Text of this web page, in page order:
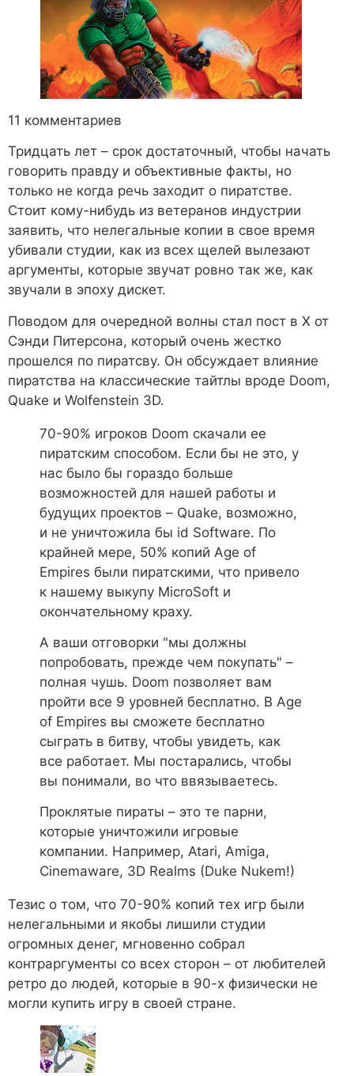
11 комментариев
Тридцать лет – срок достаточный, чтобы начать
говорить правду и объективные факты, но
только не когда речь заходит о пиратстве.
Стоит кому-нибудь из ветеранов индустрии
заявить, что нелегальные копии в свое время
убивали студии, как из всех щелей вылезают
аргументы, которые звучат ровно так же, как
звучали в эпоху дискет.
Поводом для очередной волны стал пост в X от
Сэнди Питерсона, который очень жестко
прошелся по пиратсву. Он обсуждает влияние
пиратства на классические тайтлы вроде Doom,
Quake и Wolfenstein 3D.
70-90% игроков Doom скачали ее
пиратским способом. Если бы не это, у
нас было бы гораздо больше
возможностей для нашей работы и
будущих проектов – Quake, возможно,
и не уничтожила бы id Software. По
крайней мере, 50% копий Age of
Empires были пиратскими, что привело
к нашему выкупу MicroSoft и
окончательному краху.
А ваши отговорки "мы должны
попробовать, прежде чем покупать" –
полная чушь. Doom позволяет вам
пройти все 9 уровней бесплатно. В Age
of Empires вы сможете бесплатно
сыграть в битву, чтобы увидеть, как
все работает. Мы постарались, чтобы
вы понимали, во что ввязываетесь.
Проклятые пираты – это те парни,
которые уничтожили игровые
компании. Например, Atari, Amiga,
Cinemaware, 3D Realms (Duke Nukem!)
Тезис о том, что 70-90% копий тех игр были
нелегальными и якобы лишили студии
огромных денег, мгновенно собрал
контраргументы со всех сторон – от любителей
ретро до людей, которые в 90-х физически не
могли купить игру в своей стране.